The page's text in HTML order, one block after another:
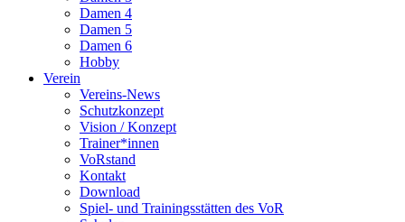
Damen 4
Damen 5
Damen 6
Hobby
Verein
Vereins-News
Schutzkonzept
Vision / Konzept
Trainer*innen
VoRstand
Kontakt
Download
Spiel- und Trainingsstätten des VoR